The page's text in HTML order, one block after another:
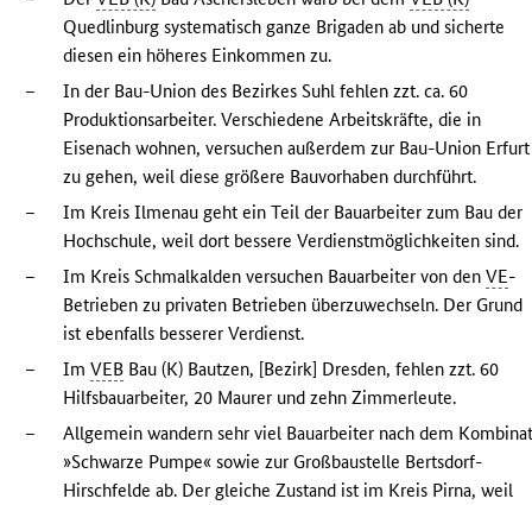
Quedlinburg systematisch ganze Brigaden ab und sicherte
diesen ein höheres Einkommen zu.
–
In der Bau-Union des Bezirkes Suhl fehlen zzt. ca. 60
Produktionsarbeiter. Verschiedene Arbeitskräfte, die in
Eisenach wohnen, versuchen außerdem zur Bau-Union Erfurt
zu gehen, weil diese größere Bauvorhaben durchführt.
–
Im Kreis Ilmenau geht ein Teil der Bauarbeiter zum Bau der
Hochschule, weil dort bessere Verdienstmöglichkeiten sind.
–
Im Kreis Schmalkalden versuchen Bauarbeiter von denVE-
Betrieben zu privaten Betrieben überzuwechseln. Der Grund
ist ebenfalls besserer Verdienst.
–
ImVEB Bau (K) Bautzen, [Bezirk] Dresden, fehlen zzt. 60
Hilfsbauarbeiter, 20 Maurer und zehn Zimmerleute.
–
Allgemein wandern sehr viel Bauarbeiter nach dem
»Schwarze Pumpe« sowie zur Großbaustelle Bertsdorf-
Hirschfelde ab. Der gleiche Zustand ist im Kreis Pirna, weil